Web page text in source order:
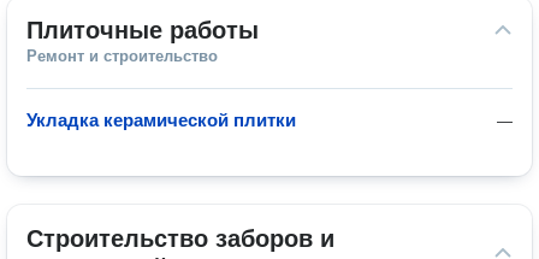
Плиточные работы
Ремонт и строительство
—
Укладка керамической плитки
Строительство заборов и